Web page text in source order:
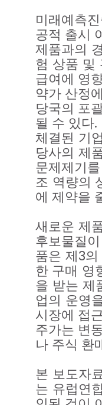
미래예측
공적 출시
제품과의
험 상품 및
급여에 영
약가 산정에
당국의 포
될 수 있다.
체결된 기업
당사의 제
문제제기를
조 역량의
에 제약을
새로운 제
후보물질이
품은 제3의
한 구매 영
을 받는 제
업의 운영
시장에 접
주가는 변
나 주식 환
본 보도자
는 유럽연